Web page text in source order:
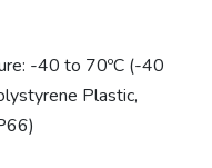
-40 to 70ºC (-40
Plastic,